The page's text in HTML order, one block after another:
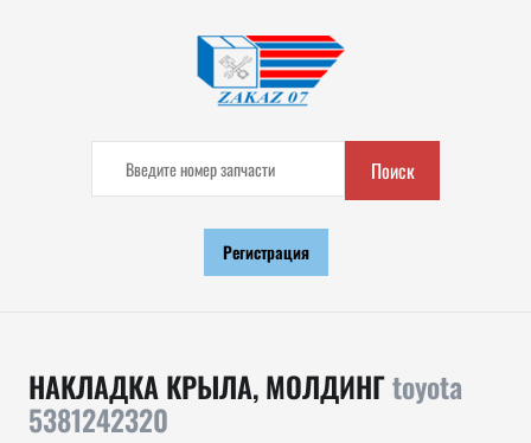
Поиск
Регистрация
НАКЛАДКА КРЫЛА, МОЛДИНГtoyota
5381242320